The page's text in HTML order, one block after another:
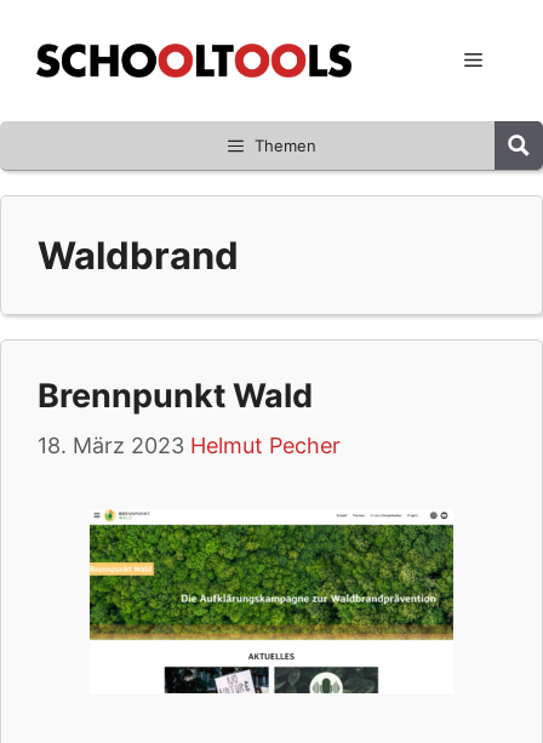
Inhalt
springen
Menü
Themen
Waldbrand
Brennpunkt Wald
18. März 2023 Helmut Pecher